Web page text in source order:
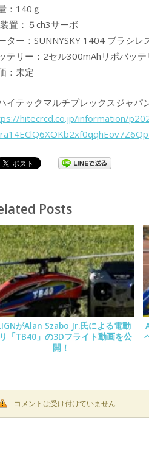
：140ｇ
置：５ch3サーボ
ター：SUNNYSKY 1404 ブラシレ
テリー：2セル300mAhリポバッテ
：未定
イテックマルチプレックスジャパ
hitecrcd.co.jp/information/
Posts
がAlan Szabo Jr.氏による電動
「TB40」の3Dフライト動画を公
開！
コメントは受け付けていません